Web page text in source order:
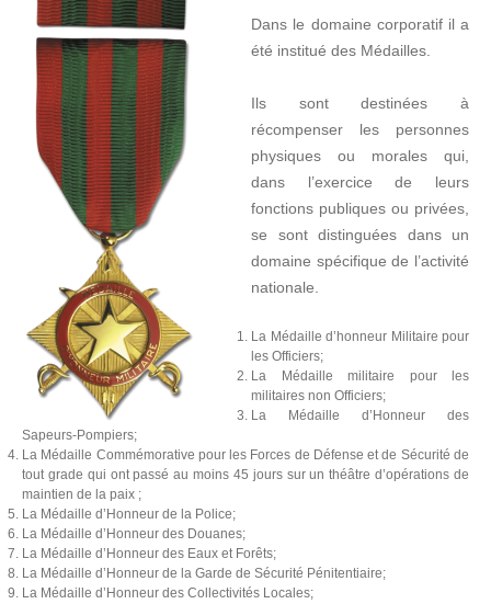
Dans le domaine corporatif il a
été institué des Médailles.
Ils sont destinées à
récompenser les personnes
physiques ou morales qui,
dans l’exercice de leurs
fonctions publiques ou privées,
se sont distinguées dans un
domaine spécifique de l’activité
nationale.
La Médaille d’honneur Militaire pour
les Officiers;
La Médaille militaire pour les
militaires non Officiers;
La Médaille d’Honneur des
Sapeurs-Pompiers;
La Médaille Commémorative pour les Forces de Défense et de Sécurité de
tout grade qui ont passé au moins 45 jours sur un théâtre d’opérations de
maintien de la paix ;
La Médaille d’Honneur de la Police;
La Médaille d’Honneur des Douanes;
La Médaille d’Honneur des Eaux et Forêts;
La Médaille d’Honneur de la Garde de Sécurité Pénitentiaire;
La Médaille d’Honneur des Collectivités Locales;